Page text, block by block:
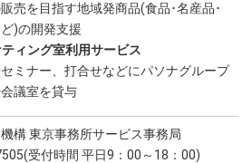
売を目指す地域発商品(食品･名産品･
)の開発支援
ィング室利用サービス
ミナー、打合せなどにパソナグループ
議室を貸与
構 東京事務所サービス事務局
受付時間 平日9：00～18：00)